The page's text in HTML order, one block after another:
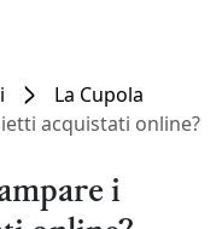
La Cupola
acquistati online?
i